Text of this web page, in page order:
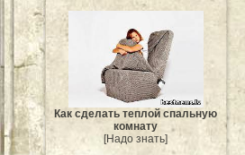
Как сделать теплой спальную
комнату
[Надо знать]